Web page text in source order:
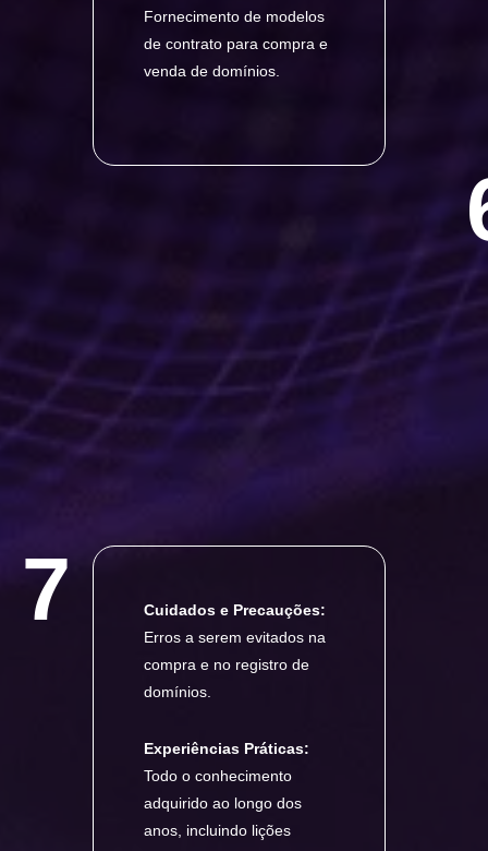
Fornecimento de modelos
de contrato para compra e
venda de domínios.
7
Cuidados e Precauções:
Erros a serem evitados na
compra e no registro de
domínios.
Experiências Práticas:
Todo o conhecimento
adquirido ao longo dos
anos, incluindo lições